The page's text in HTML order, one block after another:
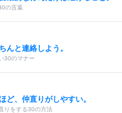
の言葉
んと連絡しよう。
30のマナー
ど、仲直りがしやすい。
りをする30の方法